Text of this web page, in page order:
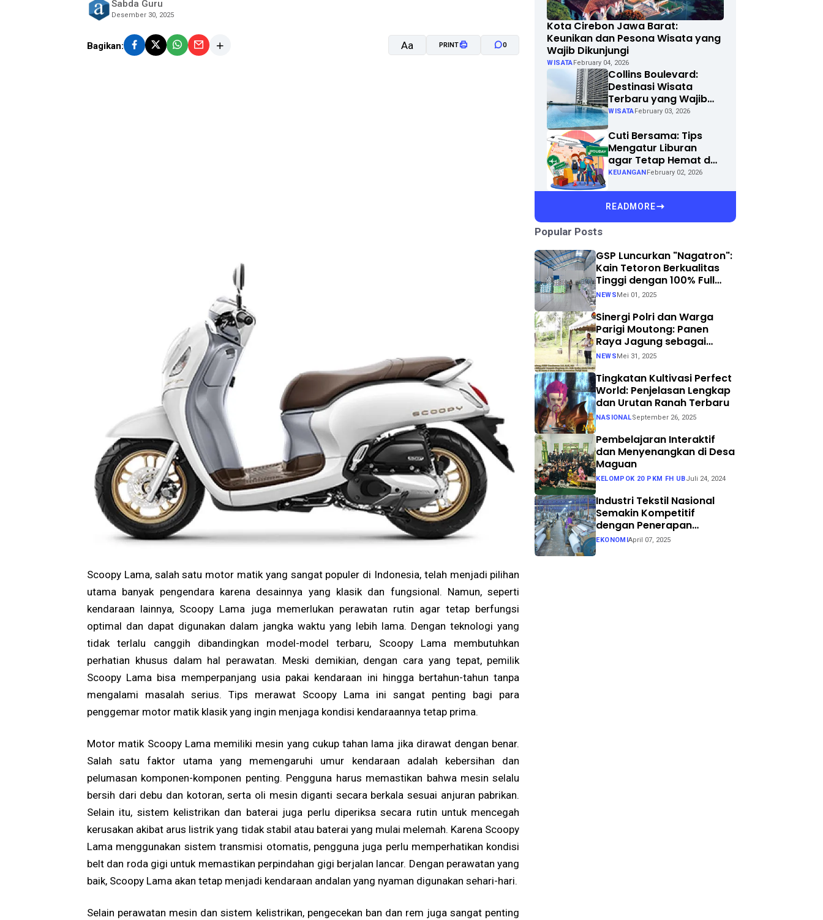
Sabda Guru
Desember 30, 2025
Bagikan: Aa PRINT 0
Scoopy Lama, salah satu motor matik yang sangat populer di Indonesia, telah menjadi pilihan
utama banyak pengendara karena desainnya yang klasik dan fungsional. Namun, seperti
kendaraan lainnya, Scoopy Lama juga memerlukan perawatan rutin agar tetap berfungsi
optimal dan dapat digunakan dalam jangka waktu yang lebih lama. Dengan teknologi yang
tidak terlalu canggih dibandingkan model-model terbaru, Scoopy Lama membutuhkan
perhatian khusus dalam hal perawatan. Meski demikian, dengan cara yang tepat, pemilik
Scoopy Lama bisa memperpanjang usia pakai kendaraan ini hingga bertahun-tahun tanpa
mengalami masalah serius. Tips merawat Scoopy Lama ini sangat penting bagi para
penggemar motor matik klasik yang ingin menjaga kondisi kendaraannya tetap prima.
Motor matik Scoopy Lama memiliki mesin yang cukup tahan lama jika dirawat dengan benar.
Salah satu faktor utama yang memengaruhi umur kendaraan adalah kebersihan dan
pelumasan komponen-komponen penting. Pengguna harus memastikan bahwa mesin selalu
bersih dari debu dan kotoran, serta oli mesin diganti secara berkala sesuai anjuran pabrikan.
Selain itu, sistem kelistrikan dan baterai juga perlu diperiksa secara rutin untuk mencegah
kerusakan akibat arus listrik yang tidak stabil atau baterai yang mulai melemah. Karena Scoopy
Lama menggunakan sistem transmisi otomatis, pengguna juga perlu memperhatikan kondisi
belt dan roda gigi untuk memastikan perpindahan gigi berjalan lancar. Dengan perawatan yang
baik, Scoopy Lama akan tetap menjadi kendaraan andalan yang nyaman digunakan sehari-hari.
Selain perawatan mesin dan sistem kelistrikan, pengecekan ban dan rem juga sangat penting
Kota Cirebon Jawa Barat:
Keunikan dan Pesona Wisata yang
Wajib Dikunjungi
WISATA February 04, 2026
Collins Boulevard:
Destinasi Wisata
Terbaru yang Wajib
Dikunjungi di Kota
WISATA February 03, 2026
Cuti Bersama: Tips
Mengatur Liburan
agar Tetap Hemat dan
Menyenangkan
KEUANGAN February 02, 2026
READMORE
Popular Posts
GSP Luncurkan "Nagatron":
Kain Tetoron Berkualitas
Tinggi dengan 100% Full
Process
NEWS Mei 01, 2025
Sinergi Polri dan Warga
Parigi Moutong: Panen
Raya Jagung sebagai
Langkah Nyata Menuju
NEWS Mei 31, 2025
Tingkatan Kultivasi Perfect
World: Penjelasan Lengkap
dan Urutan Ranah Terbaru
NASIONALSeptember 26, 2025
Pembelajaran Interaktif
dan Menyenangkan di Desa
Maguan
KELOMPOK 20 PKM FH UBJuli 24, 2024
Industri Tekstil Nasional
Semakin Kompetitif
dengan Penerapan
Teknologi Air Jet Loom dan
EKONOMIApril 07, 2025